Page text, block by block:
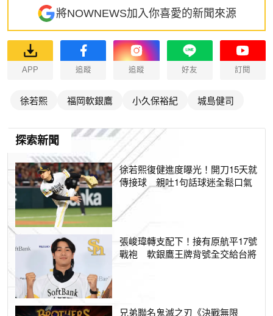
將NOWNEWS加入你喜愛的新聞來源
APP 追蹤 追蹤 好友 訂閱
徐若熙 福岡軟銀鷹 小久保裕紀 城島健司
探索新聞
徐若熙復健進度曝光！開刀15天就
傳接球 親吐1句話球迷全鬆口氣
張峻瑋轉支配下！接有原航平17號
戰袍 軟銀鷹王牌背號全交給台將
兄弟聯名鬼滅之刃《決戰無限